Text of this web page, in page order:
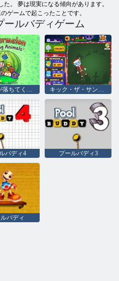
。 夢は現実になる傾向があります。
ゲームで起こったことです。
ールバディゲーム
バディ4 プールバディ3
バディ